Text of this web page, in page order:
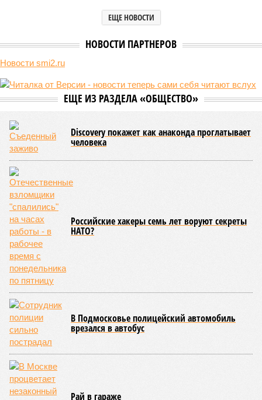
ЕЩЕ НОВОСТИ
НОВОСТИ ПАРТНЕРОВ
Новости smi2.ru
ЕЩЕ ИЗ РАЗДЕЛА «ОБЩЕСТВО»
Discovery покажет как анаконда проглатывает
человека
Российские хакеры семь лет воруют секреты
НАТО?
В Подмосковье полицейский автомобиль
врезался в автобус
Рай в гараже